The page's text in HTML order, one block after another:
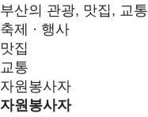
부산의 관광, 맛집, 교
축제 · 행사
맛집
교통
자원봉사자
자원봉사자